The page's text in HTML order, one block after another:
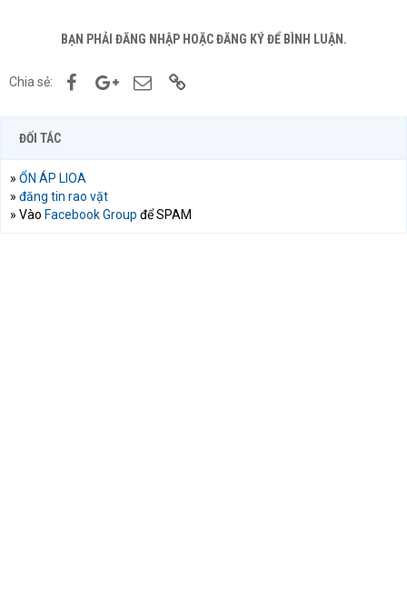
BẠN PHẢI ĐĂNG NHẬP HOẶC ĐĂNG KÝ ĐỂ BÌNH LUẬN.
Chia sẻ: FacebookGoogle+Email
ĐỐI TÁC
» ỔN ÁP LIOA
» đăng tin rao vặt
» Vào Facebook Group để SPAM